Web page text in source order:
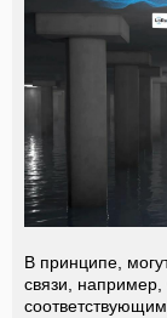
В принципе,
связи, например,